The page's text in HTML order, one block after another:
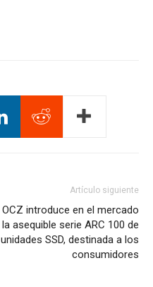
Artículo siguiente
OCZ introduce en el mercado
la asequible serie ARC 100 de
unidades SSD, destinada a los
consumidores